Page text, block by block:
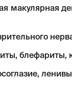
макулярная